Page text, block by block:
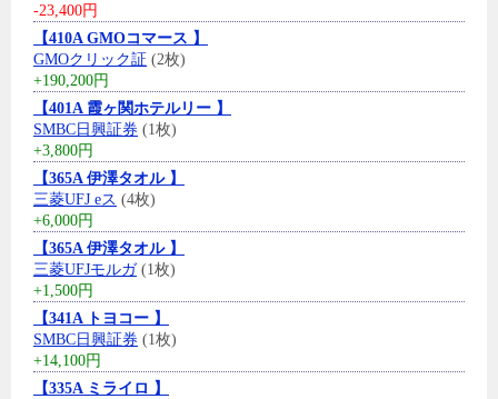
-23,400円
【410A GMOコマース 】
GMOクリック証 (2枚)
+190,200円
【401A 霞ヶ関ホテルリー 】
SMBC日興証券 (1枚)
+3,800円
【365A 伊澤タオル 】
三菱UFJ eス (4枚)
+6,000円
【365A 伊澤タオル 】
三菱UFJモルガ(1枚)
+1,500円
【341A トヨコー 】
SMBC日興証券 (1枚)
+14,100円
【335A ミライロ 】